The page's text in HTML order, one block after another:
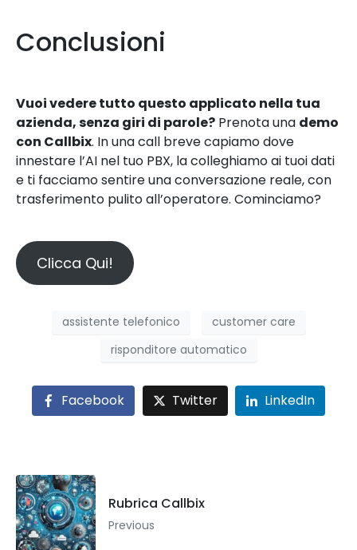
Conclusioni
Vuoi vedere tutto questo applicato nella tua
azienda, senza giri di parole? Prenota una demo
con Callbix. In una call breve capiamo dove
innestare l’AI nel tuo PBX, la colleghiamo ai tuoi dati
e ti facciamo sentire una conversazione reale, con
trasferimento pulito all’operatore. Cominciamo?
Clicca Qui!
assistente telefonico
customer care
risponditore automatico
Facebook Twitter LinkedIn
Rubrica Callbix
Previous